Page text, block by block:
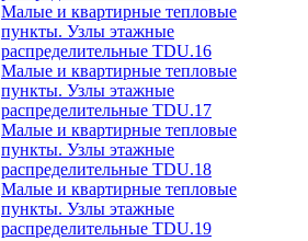
Малые и квартирные тепловые
пункты. Узлы этажные
распределительные TDU.16
Малые и квартирные тепловые
пункты. Узлы этажные
распределительные TDU.17
Малые и квартирные тепловые
пункты. Узлы этажные
распределительные TDU.18
Малые и квартирные тепловые
пункты. Узлы этажные
распределительные TDU.19